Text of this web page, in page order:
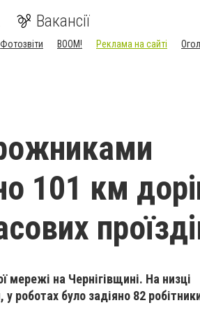
Вакансії
Фотозвіти BOOM! Реклама на сайті
101 км
на Чернігівщині. На низці
роботах було задіяно 82